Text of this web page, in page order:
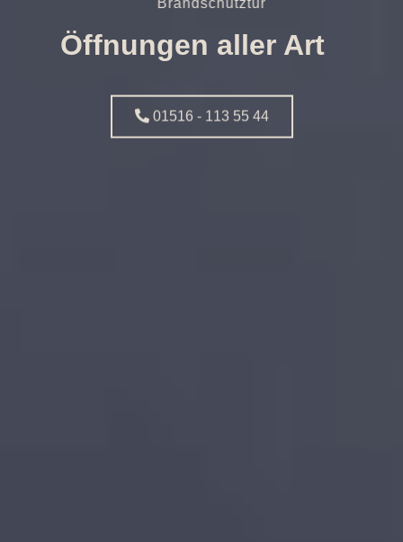
Öffnungen aller Art
01516 - 113 55 44